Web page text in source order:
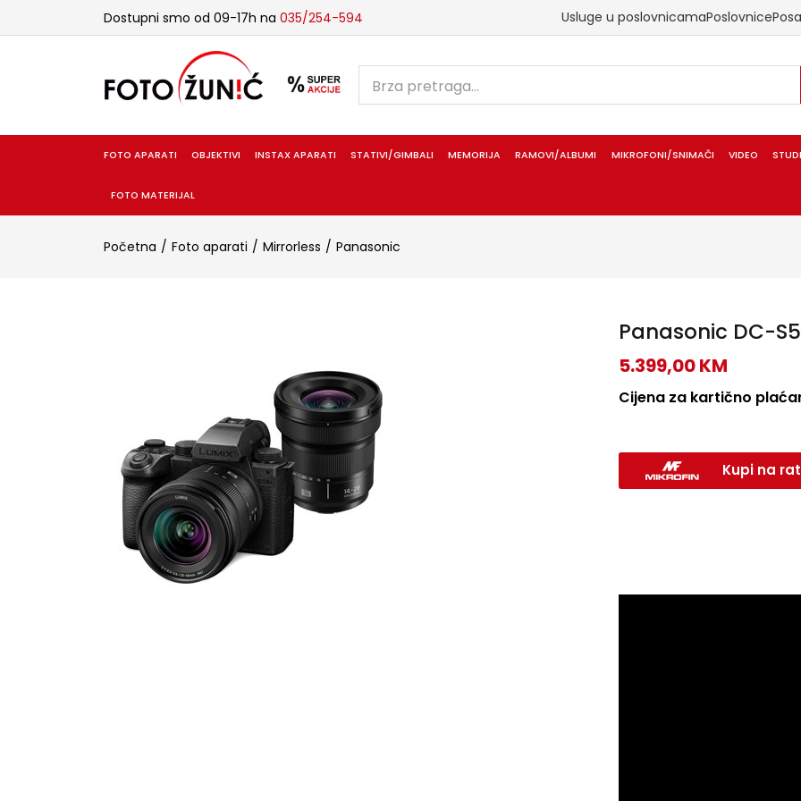
Dostupni smo od 09-17h na 035/254-594 Usluge u poslovnicamaPoslovnice
FOTO APARATI OBJEKTIVI INSTAX APARATI STATIVI/GIMBALI MEMORIJA RAMOVI/ALBUMI MIKROFONI/SNIMAČI VIDEO
FOTO MATERIJAL
Početna Foto aparati Mirrorless Panasonic
Panasonic DC-
5.399,00KM
Cijena za kartično
Kupi na